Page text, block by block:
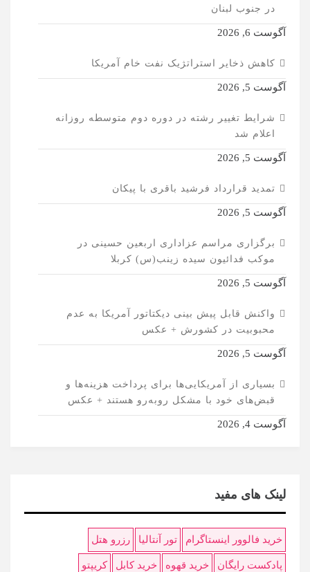
در جنوب لبنان
آگوست 6, 2026
کاهش ذخایر استراتژیک نفت خام آمریکا
آگوست 5, 2026
شرایط تغییر رشته در دوره دوم متوسطه روزانه
اعلام شد
آگوست 5, 2026
تمدید قرارداد فرشید باقری با پیکان
آگوست 5, 2026
برگزاری مراسم عزاداری اربعین حسینی در
موکب فدائیون سیده زینب(س) کربلا
آگوست 5, 2026
واکنش قابل پیش بینی دیکتاتور آمریکا به عدم
محبوبیت در کشورش + عکس
آگوست 5, 2026
بسیاری از آمریکایی‌ها برای پرداخت هزینه‌ها و
قبض‌های خود با مشکل روبه‌رو هستند + عکس
آگوست 4, 2026
لینک های مفید
خرید فالوور اینستاگرام تور آنتالیا رزرو هتل
پادکست رایگان خرید قهوه خرید کابل کریپتو